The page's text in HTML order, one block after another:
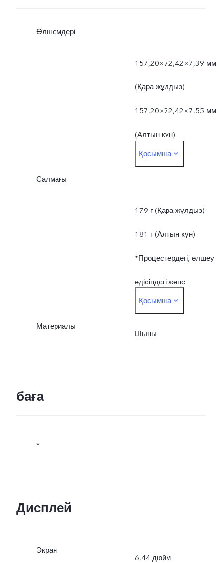
Өлшемдері
157,20×72,42×7,39 мм
(Қара жұлдыз)
157,20×72,42×7,55 мм
(Алтын күн)
*Процестердегі, өлшеу
материалдар
жеткізіліміндегі
айырмашылықтарға
байланысты нақты
өлшемдері өзгешеленуі
Қосымша
Салмағы
179 г (Қара жұлдыз)
181 г (Алтын күн)
*Процестердегі, өлшеу
әдісіндегі және
материалдар
жеткізіліміндегі
Қосымша
Материалы
Шыны
баға
*
Дисплей
Экран
6,44 дюйм